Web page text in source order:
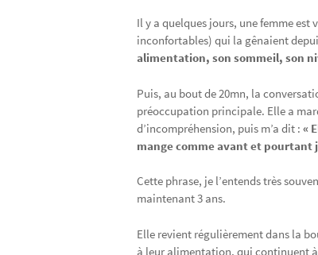
Il y a quelques jours, une femme est
inconfortables) qui la gênaient
alimentation, son sommeil, son
Puis, au bout de 20mn, la
préoccupation principale. Elle a
d’incompréhension, puis m’a dit : «
mange comme avant et pourtant
Cette phrase, je l’entends très
maintenant 3 ans.
Elle revient régulièrement dans la
à leur alimentation, qui continuent